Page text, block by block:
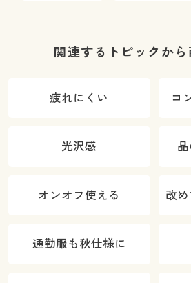
関連するトピックか
疲れにくい コ
光沢感
オンオフ使える 改
通勤服も秋仕様に